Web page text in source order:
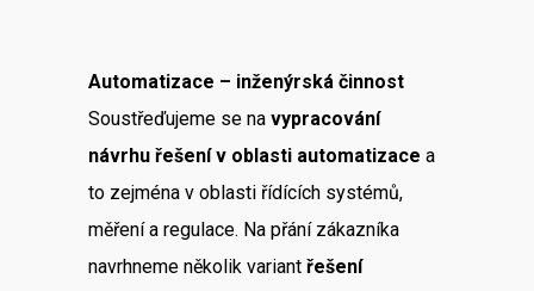
Automatizace – inženýrská činnost
Soustřeďujeme se na vypracování
návrhu řešení v oblasti automatizace a
to zejména v oblasti řídících systémů,
měření a regulace. Na přání zákazníka
navrhneme několik variant řešení